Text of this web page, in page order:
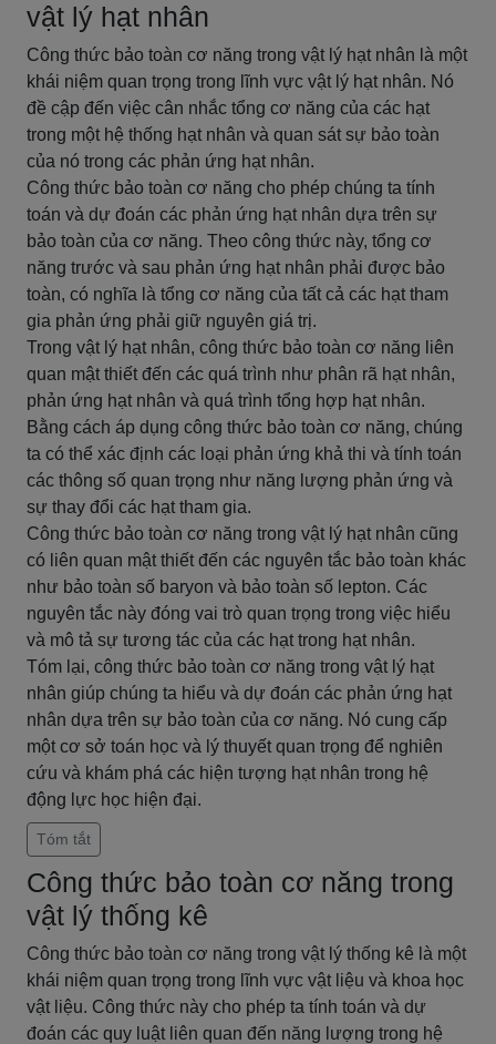
vật lý hạt nhân
Công thức bảo toàn cơ năng trong vật lý hạt nhân là một
khái niệm quan trọng trong lĩnh vực vật lý hạt nhân. Nó
đề cập đến việc cân nhắc tổng cơ năng của các hạt
trong một hệ thống hạt nhân và quan sát sự bảo toàn
của nó trong các phản ứng hạt nhân.
Công thức bảo toàn cơ năng cho phép chúng ta tính
toán và dự đoán các phản ứng hạt nhân dựa trên sự
bảo toàn của cơ năng. Theo công thức này, tổng cơ
năng trước và sau phản ứng hạt nhân phải được bảo
toàn, có nghĩa là tổng cơ năng của tất cả các hạt tham
gia phản ứng phải giữ nguyên giá trị.
Trong vật lý hạt nhân, công thức bảo toàn cơ năng liên
quan mật thiết đến các quá trình như phân rã hạt nhân,
phản ứng hạt nhân và quá trình tổng hợp hạt nhân.
Bằng cách áp dụng công thức bảo toàn cơ năng, chúng
ta có thể xác định các loại phản ứng khả thi và tính toán
các thông số quan trọng như năng lượng phản ứng và
sự thay đổi các hạt tham gia.
Công thức bảo toàn cơ năng trong vật lý hạt nhân cũng
có liên quan mật thiết đến các nguyên tắc bảo toàn khác
như bảo toàn số baryon và bảo toàn số lepton. Các
nguyên tắc này đóng vai trò quan trọng trong việc hiểu
và mô tả sự tương tác của các hạt trong hạt nhân.
Tóm lại, công thức bảo toàn cơ năng trong vật lý hạt
nhân giúp chúng ta hiểu và dự đoán các phản ứng hạt
nhân dựa trên sự bảo toàn của cơ năng. Nó cung cấp
một cơ sở toán học và lý thuyết quan trọng để nghiên
cứu và khám phá các hiện tượng hạt nhân trong hệ
động lực học hiện đại.
Tóm tắt
Công thức bảo toàn cơ năng trong
vật lý thống kê
Công thức bảo toàn cơ năng trong vật lý thống kê là một
khái niệm quan trọng trong lĩnh vực vật liệu và khoa học
vật liệu. Công thức này cho phép ta tính toán và dự
đoán các quy luật liên quan đến năng lượng trong hệ